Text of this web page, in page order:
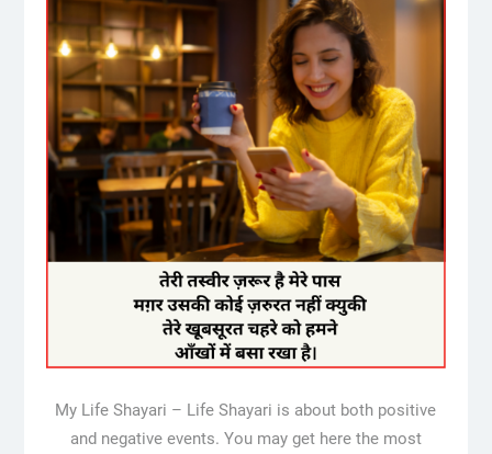
My Life Shayari – Life Shayari is about both positive
and negative events. You may get here the most